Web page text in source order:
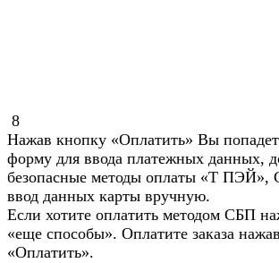
8
Нажав кнопку «Оплатить» Вы
форму для ввода платежных данных,
безопасные методы оплаты «Т
ввод данных карты вручную.
Если хотите оплатить методом СБП
«еще способы». Оплатите заказа
«Оплатить».